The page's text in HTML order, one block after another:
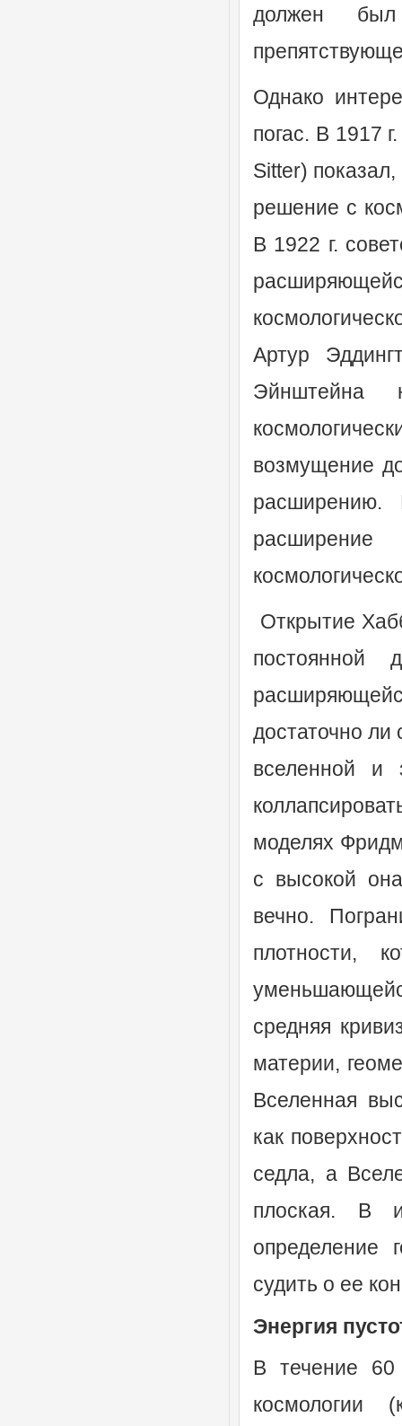
должен был
Однако
погас. В 1917
Sitter)
решение с
В 1922 г.
Артур
Эйнштейна
возмущение
расширению.
Открытие
постоянной
достаточно ли
вселенной и
моделях
с высокой
вечно.
плотности,
средняя
материи,
Вселенная
как
седла, а
плоская. В
определение
судить о ее
Энергия
В течение